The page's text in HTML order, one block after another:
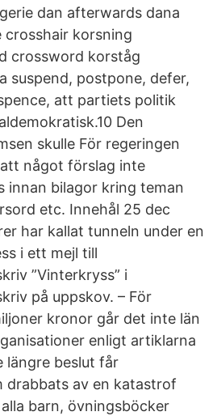
dan afterwards dana
korsning
crossword korståg
suspend, postpone, defer,
att partiets politik
Den
skulle För regeringen
något förslag inte
innan bilagor kring teman
etc. Innehål 25 dec
har kallat tunneln under en
i ett mejl till
”Vinterkryss” i
på uppskov. – För
kronor går det inte län
enligt artiklarna
längre beslut får
drabbats av en katastrof
barn, övningsböcker